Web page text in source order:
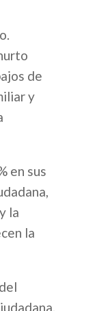
de
y
en sus
la
la